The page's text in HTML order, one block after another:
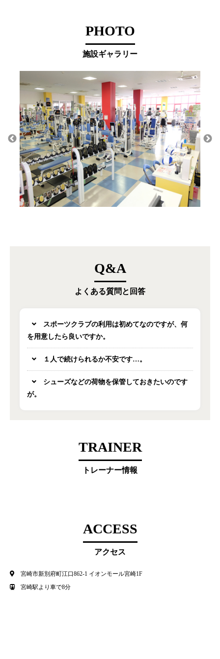
PHOTO
施設ギャラリー
Q&A
よくある質問と回答
スポーツクラブの利用は初めてなのですが、何
を用意したら良いですか。
１人で続けられるか不安です…。
シューズなどの荷物を保管しておきたいのです
が。
TRAINER
トレーナー情報
ACCESS
アクセス
宮崎市新別府町江口862-1 イオンモール宮崎1F
宮崎駅より車で8分